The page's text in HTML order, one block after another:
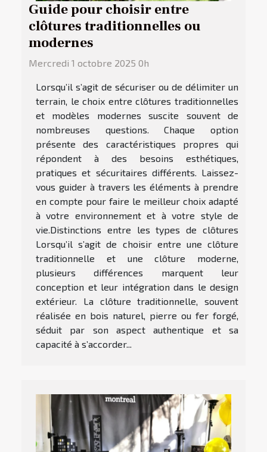
Guide pour choisir entre
clôtures traditionnelles ou
modernes
Mercredi 1 octobre 2025 0h
Lorsqu’il s’agit de sécuriser ou de délimiter un
terrain, le choix entre clôtures traditionnelles
et modèles modernes suscite souvent de
nombreuses questions. Chaque option
présente des caractéristiques propres qui
répondent à des besoins esthétiques,
pratiques et sécuritaires différents. Laissez-
vous guider à travers les éléments à prendre
en compte pour faire le meilleur choix adapté
à votre environnement et à votre style de
vie.Distinctions entre les types de clôtures
Lorsqu’il s’agit de choisir entre une clôture
traditionnelle et une clôture moderne,
plusieurs différences marquent leur
conception et leur intégration dans le design
extérieur. La clôture traditionnelle, souvent
réalisée en bois naturel, pierre ou fer forgé,
séduit par son aspect authentique et sa
capacité à s’accorder...